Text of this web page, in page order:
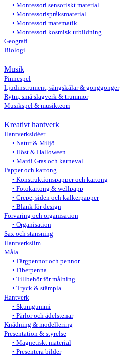
Montessori sensoriskt material
Montessorispråksmaterial
Montessori matematik
Montessori kosmisk utbildning
Geografi
Biologi
Musik
Pinnespel
Ljudinstrument, sångskålar & gonggonger
Rytm, små slagverk & trummor
Musikspel & musikteori
Kreativt hantverk
Hantverksidéer
Natur & Miljö
Höst & Halloween
Mardi Gras och karneval
Papper och kartong
Konstruktionspapper och kartong
Fotokartong & wellpapp
Crepe, siden och kalkerpapper
Blank för design
Förvaring och organisation
Organisation
Sax och stansning
Hantverkslim
Måla
Färgpennor och pennor
Fiberpenna
Tillbehör för målning
Tryck & stämpla
Hantverk
Skumgummi
Pärlor och ädelstenar
Knådning & modellering
Presentation & styrelse
Magnetiskt material
Presentera bilder